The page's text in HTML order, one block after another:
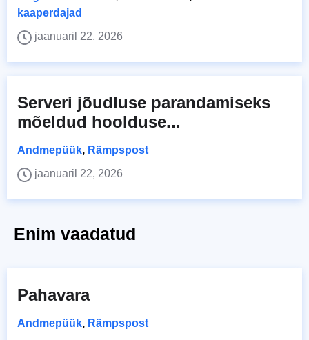
kaaperdajad
jaanuaril 22, 2026
Serveri jõudluse parandamiseks
mõeldud hoolduse...
Andmepüük, Rämpspost
jaanuaril 22, 2026
Enim vaadatud
Pahavara
Andmepüük, Rämpspost